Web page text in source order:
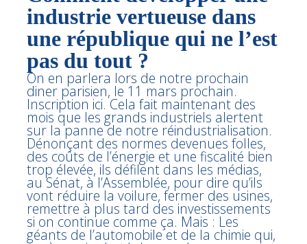
industrie vertueuse dans
une république qui ne l’est
pas du tout ?
On en parlera lors de notre prochain
diner parisien, le 11 mars prochain.
Inscription ici. Cela fait maintenant des
mois que les grands industriels alertent
sur la panne de notre réindustrialisation.
Dénonçant des normes devenues folles,
des coûts de l’énergie et une fiscalité bien
trop élevée, ils défilent dans les médias,
au Sénat, à l’Assemblée, pour dire qu’ils
vont réduire la voilure, fermer des usines,
remettre à plus tard des investissements
si on continue comme ça. Mais : Les
géants de l’automobile et de la chimie qui,